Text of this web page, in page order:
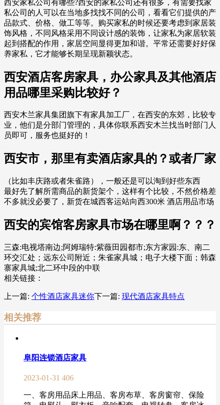
西安家私公司有哪些?西安的家私公司还有很多，有需要找家
私公司的人可以在当地多找找不同的公司，看看它们提供的产
品款式、价格、做工等等。购买家私的时候还要考虑到家居装
饰风格，不同风格采用不同设计感的装饰，让家私为家居软装
起到搭配的作用，家居空间显得更加和谐。平常还需要好好保
养家私，它才能够长期呈现新颖状态。
西安酒店客房家具，办公家具及其他酒店
用品哪里采购比较好？
西安木兰家具集团旗下有家具加工厂，在西安的东郊，比较专
业，他们是分部门管理的，具体你联系西安木兰找当时部门人
员即可，服务也挺好的！
西安市，那里有卖酒店家具的？或者厂家
（比如丰庆路或者朱雀路），一般还是可以淘到好些东西
最好先了解所需商品的新货架个，这样有个比较，不然价格差
不多就没必要了，新货在城西客运站向西300米 酒店用品市场
西安的宾馆客房家具市场在哪里啊？？？
三森:电视塔南边;阿姆瑞特:紫薇田园都市;东方家园:东、南二
环交汇处；远东公司附近；朱雀家具城；电子大楼下面；韩森
寨家具城;北二环中段的中联
相关链接：
上一篇: 个性酒店家具迷你下一篇: 现代酒店家具特点
相关推荐
阜阳连锁酒店家具
2023-01-31 406
一、客房用品床上用品、客房布草、客房窗帘、保险